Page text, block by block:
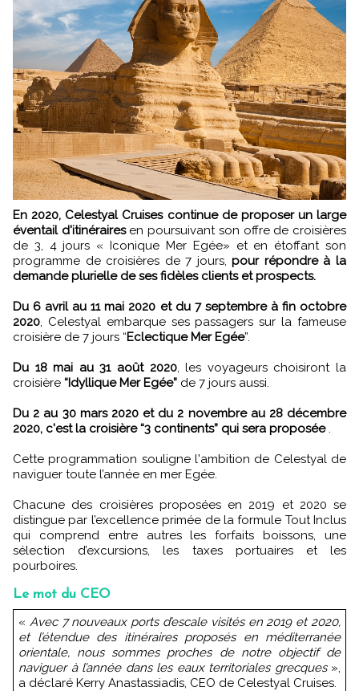
En 2020, Celestyal Cruises continue de proposer un large
éventail d'itinérairesen poursuivant son offre de croisières
de 3, 4 jours « Iconique Mer Egée» et en étoffant son
programme de croisières de 7 jours,pour répondre à la
demande plurielle de ses fidèles clients et prospects.
Du 6 avril au 11 mai 2020 et du 7 septembre à fin octobre
2020, Celestyal embarque ses passagers sur la fameuse
croisière de 7 jours “Eclectique Mer Egée”.
Du 18 mai au 31 août 2020, les voyageurs choisiront la
croisière “Idyllique Mer Egée” de 7 jours aussi.
Du 2 au 30 mars 2020 et du 2 novembre au 28 décembre
2020, c'est la croisière “3 continents” qui sera proposée.
Cette programmation souligne l'ambition de Celestyal de
naviguer toute l’année en mer Egée.
Chacune des croisières proposées en 2019 et 2020 se
distingue par l’excellence primée de la formule Tout Inclus
qui comprend entre autres les forfaits boissons, une
sélection d’excursions, les taxes portuaires et les
pourboires.
Le mot du CEO
« Avec 7 nouveaux ports d’escale visités en 2019 et 2020,
et l’étendue des itinéraires proposés en méditerranée
orientale, nous sommes proches de notre objectif de
naviguer à l’année dans les eaux territoriales grecques»,
a déclaré Kerry Anastassiadis, CEO de Celestyal Cruises.